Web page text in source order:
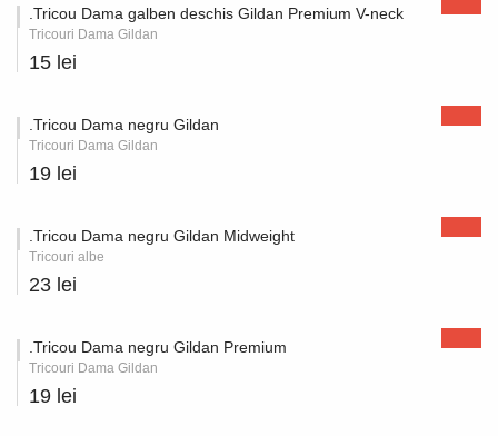
.Tricou Dama galben deschis Gildan Premium V-neck
Tricouri Dama Gildan
15 lei
.Tricou Dama negru Gildan
Tricouri Dama Gildan
19 lei
.Tricou Dama negru Gildan Midweight
Tricouri albe
23 lei
.Tricou Dama negru Gildan Premium
Tricouri Dama Gildan
19 lei